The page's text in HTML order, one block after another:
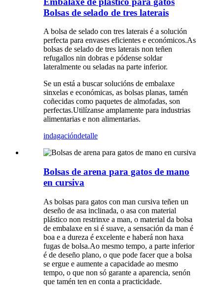
Bolsas de selado de tres laterais
A bolsa de selado con tres laterais é a solución
perfecta para envases eficientes e económicos.As
bolsas de selado de tres laterais non teñen
refugallos nin dobras e pódense soldar
lateralmente ou seladas na parte inferior.
Se un está a buscar solucións de embalaxe
sinxelas e económicas, as bolsas planas, tamén
coñecidas como paquetes de almofadas, son
perfectas.Utilízanse amplamente para industrias
alimentarias e non alimentarias.
indagacióndetalle
Bolsas de arena para gatos de mano
en cursiva
As bolsas para gatos con man cursiva teñen un
deseño de asa inclinada, o asa con material
plástico non restrinxe a man, o material da bolsa
de embalaxe en si é suave, a sensación da man é
boa e a dureza é excelente e haberá non haxa
fugas de bolsa.Ao mesmo tempo, a parte inferior
é de deseño plano, o que pode facer que a bolsa
se ergue e aumente a capacidade ao mesmo
tempo, o que non só garante a aparencia, senón
que tamén ten en conta a practicidade.